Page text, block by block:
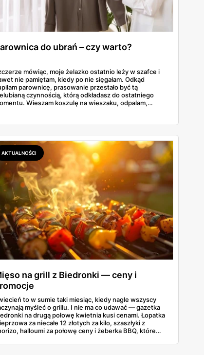
do ubrań – czy warto?
mówiąc, moje żelazko ostatnio leży w szafce i
nie pamiętam, kiedy po nie sięgałam. Odkąd
parownicę, prasowanie przestało być tą
czynnością, którą odkładasz do ostatniego
Wieszam koszulę na wieszaku, odpalam,
a nie każda robi to, co obiecuje producent.
AKTUALNOŚCI
na grill z Biedronki — ceny i
to w sumie taki miesiąc, kiedy nagle wszyscy
myśleć o grillu. I nie ma co udawać — gazetka
na drugą połowę kwietnia kusi cenami. Łopatka
za niecałe 12 złotych za kilo, szaszłyki z
halloumi za połowę ceny i żeberka BBQ, które
z oferty 16-30 kwietnia, żeby nie trzeba było